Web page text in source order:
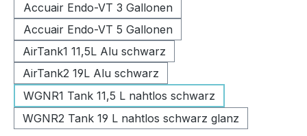
Accuair Endo-VT 3 Gallonen
Accuair Endo-VT 5 Gallonen
AirTank1 11,5L Alu schwarz
AirTank2 19L Alu schwarz
WGNR1 Tank 11,5 L nahtlos schwarz
WGNR2 Tank 19 L nahtlos schwarz glanz